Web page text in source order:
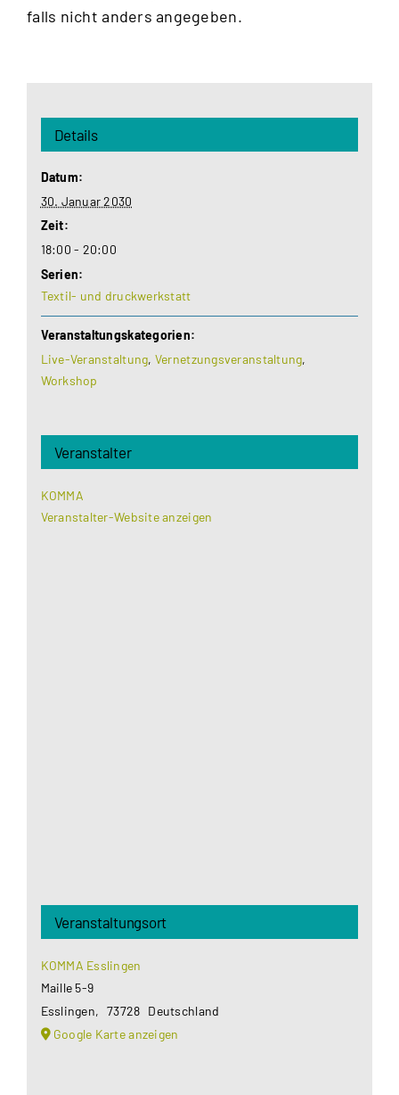
falls nicht anders angegeben.
Details
Datum:
30. Januar 2030
Zeit:
18:00 - 20:00
Serien:
Textil- und druckwerkstatt
Veranstaltungskategorien:
Live-Veranstaltung, Vernetzungsveranstaltung,
Workshop
Veranstalter
KOMMA
Veranstalter-Website anzeigen
Veranstaltungsort
KOMMA Esslingen
Maille 5-9
Esslingen, 73728 Deutschland
Google Karte anzeigen